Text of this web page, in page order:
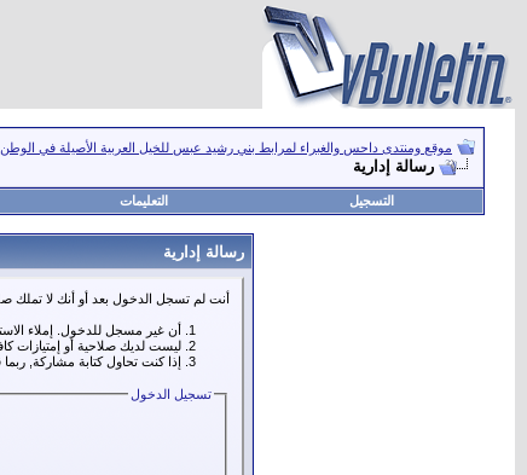
موقع ومنتدى داحس والغبراء لمرابط بني رشيد عبس للخيل العربية الأصيلة في الوطن
رسالة إدارية
التسجيل التعليمات
رسالة إدارية
أنت لم تسجل الدخول بعد أو أنك لا تملك
أن غير مسجل للدخول. إملاء
ليست لديك صلاحية أو إمتيازات
إذا كنت تحاول كتابة مشاركة,
تسجيل الدخول